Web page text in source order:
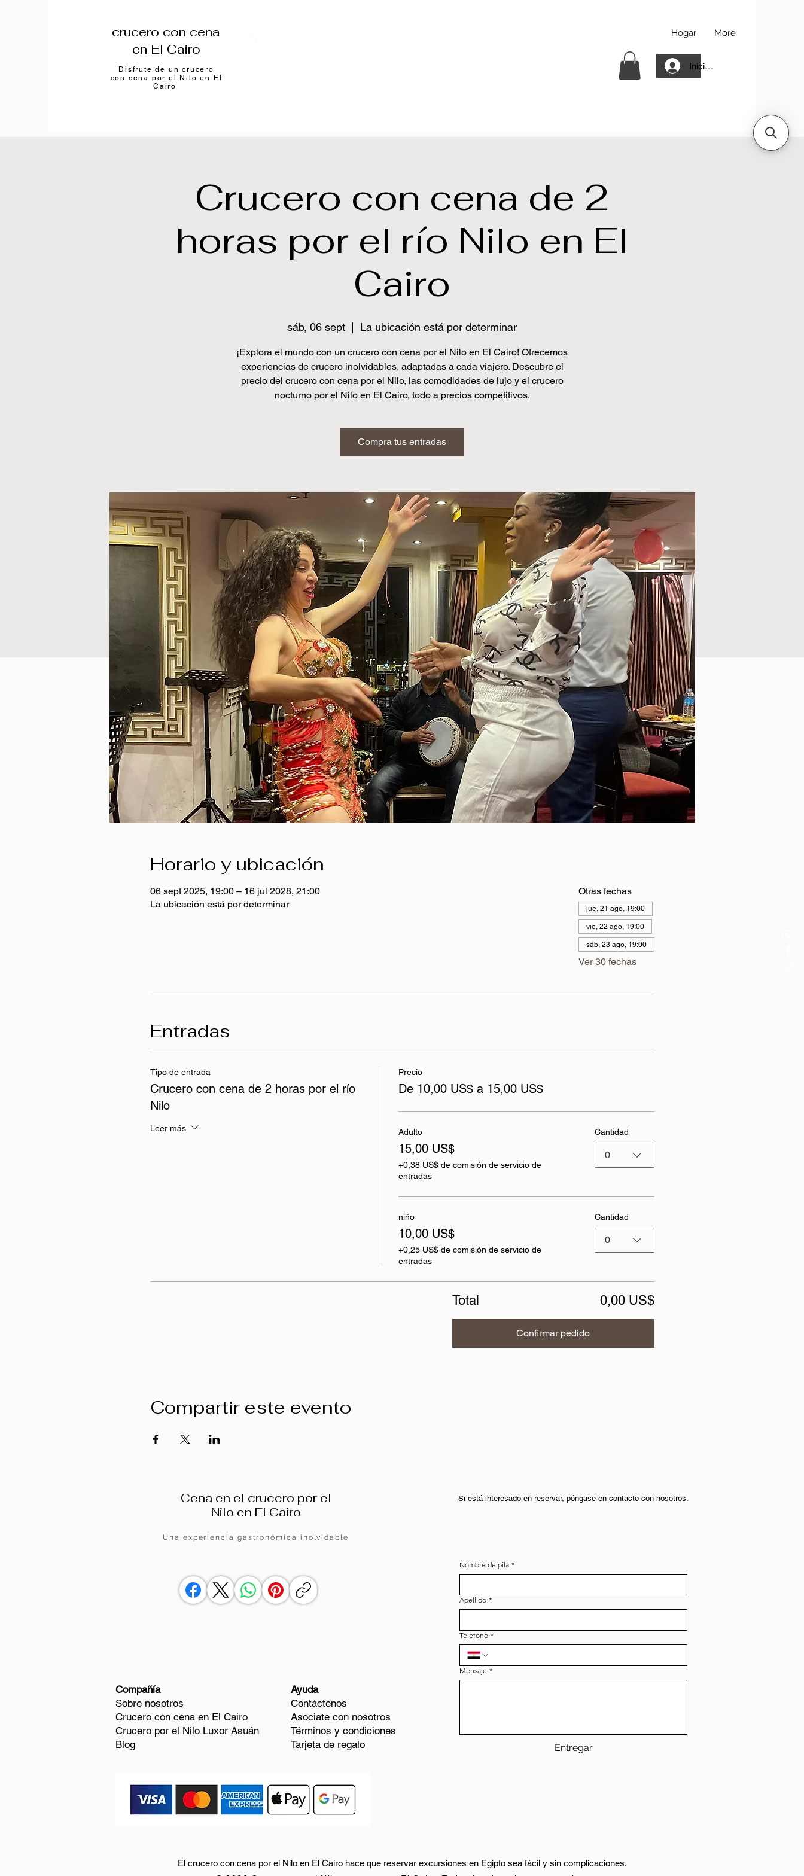
crucero con cena
en El Cairo
Disfrute de un crucero
con cena por el Nilo en El
Cairo
Hogar More
Iniciar sesión
Crucero con cena de 2
horas por el río Nilo en El
Cairo
sáb, 06 sept La ubicación está por determinar
¡Explora el mundo con un crucero con cena por el Nilo en El Cairo! Ofrecemos
experiencias de crucero inolvidables, adaptadas a cada viajero. Descubre el
precio del crucero con cena por el Nilo, las comodidades de lujo y el crucero
nocturno por el Nilo en El Cairo, todo a precios competitivos.
Compra tus entradas
Horario y ubicación
06 sept 2025, 19:00 – 16 jul 2028, 21:00
La ubicación está por determinar
Otras fechas
jue, 21 ago, 19:00
vie, 22 ago, 19:00
sáb, 23 ago, 19:00
Ver 30 fechas
Entradas
Tipo de entrada
Crucero con cena de 2 horas por el río
Nilo
Leer más
Precio
De 10,00 US$ a 15,00 US$
Adulto
15,00 US$
+0,38 US$ de comisión de servicio de
entradas
Cantidad
0
niño
10,00 US$
+0,25 US$ de comisión de servicio de
entradas
Cantidad
0
Total 0,00 US$
Confirmar pedido
Compartir este evento
Cena en el crucero por el
Nilo en El Cairo
Una experiencia gastronómica inolvidable
Compañía
Sobre nosotros
Crucero con cena en El Cairo
Crucero por el Nilo Luxor Asuán
Blog
Ayuda
Contáctenos
Asociate con nosotros
Términos y condiciones
Tarjeta de regalo
Si está interesado en reservar, póngase en contacto con nosotros.
Nombre de pila *
Apellido *
Teléfono *
Mensaje *
Entregar
El crucero con cena por el Nilo en El Cairo hace que reservar excursiones en Egipto sea fácil y sin complicaciones.